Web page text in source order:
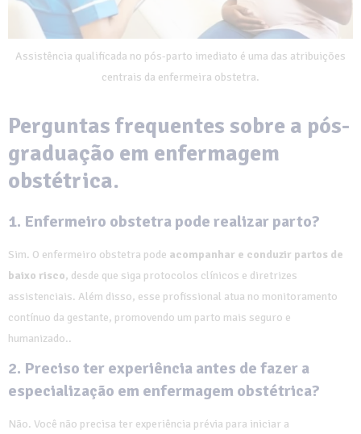
Assistência qualificada no pós-parto imediato é uma das atribuições
centrais da enfermeira obstetra.
Perguntas frequentes sobre a pós-
graduação em enfermagem
obstétrica.
1. Enfermeiro obstetra pode realizar parto?
Sim. O enfermeiro obstetra pode acompanhar e conduzir partos de
baixo risco, desde que siga protocolos clínicos e diretrizes
assistenciais. Além disso, esse profissional atua no monitoramento
contínuo da gestante, promovendo um parto mais seguro e
humanizado..
2. Preciso ter experiência antes de fazer a
especialização em enfermagem obstétrica?
Não. Você não precisa ter experiência prévia para iniciar a